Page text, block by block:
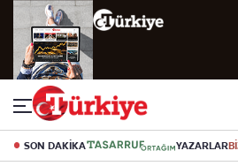
SON DAKİKA YAZARLAR